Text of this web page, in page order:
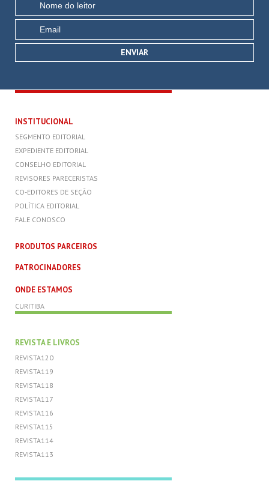
INSTITUCIONAL
SEGMENTO EDITORIAL
EXPEDIENTE EDITORIAL
CONSELHO EDITORIAL
REVISORES PARECERISTAS
CO-EDITORES DE SEÇÃO
POLÍTICA EDITORIAL
FALE CONOSCO
PRODUTOS PARCEIROS
PATROCINADORES
ONDE ESTAMOS
CURITIBA
REVISTA E LIVROS
REVISTA120
REVISTA119
REVISTA118
REVISTA117
REVISTA116
REVISTA115
REVISTA114
REVISTA113